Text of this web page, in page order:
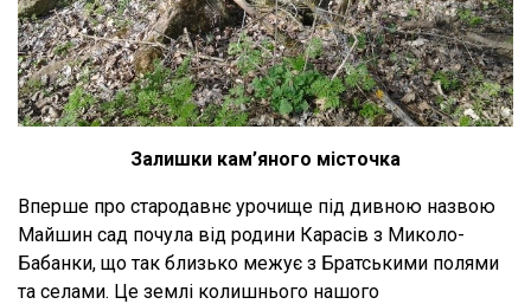
Залишки кам’яного місточка
Вперше про стародавнє урочище під дивною назвою
Майшин сад почула від родини Карасів з Миколо-
Бабанки, що так близько межує з Братськими полями
та селами. Це землі колишнього нашого